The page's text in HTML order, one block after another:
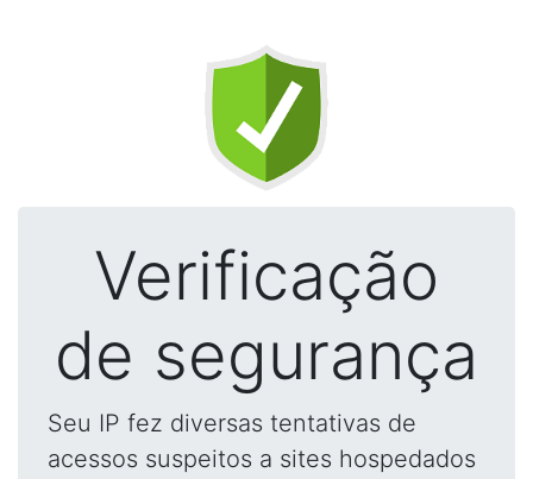
Verificação
de segurança
Seu IP fez diversas tentativas de
acessos suspeitos a sites hospedados